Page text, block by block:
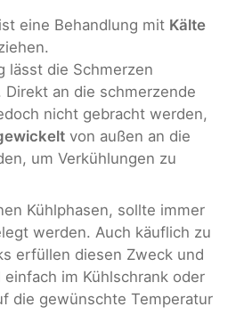
ist eine Behandlung mit Kälte
lässt die Schmerzen
an die schmerzende
nicht gebracht werden,
von außen an die
um Verkühlungen zu
Kühlphasen, sollte immer
werden. Auch käuflich zu
erfüllen diesen Zweck und
im Kühlschrank oder
die gewünschte Temperatur